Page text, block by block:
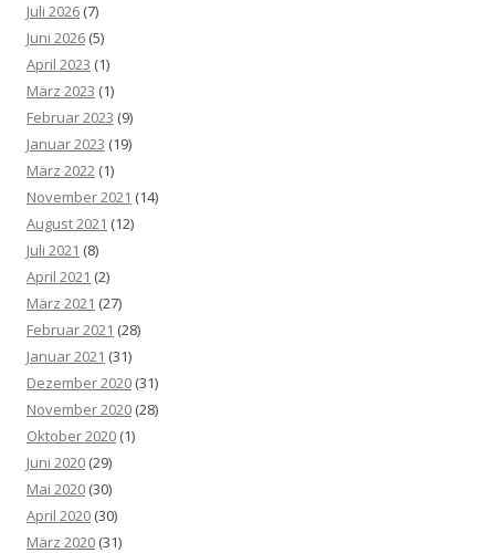
Juli 2026 (7)
Juni 2026 (5)
April 2023 (1)
März 2023 (1)
Februar 2023 (9)
Januar 2023 (19)
März 2022 (1)
November 2021 (14)
August 2021 (12)
Juli 2021 (8)
April 2021 (2)
März 2021 (27)
Februar 2021 (28)
Januar 2021 (31)
Dezember 2020 (31)
November 2020 (28)
Oktober 2020 (1)
Juni 2020 (29)
Mai 2020 (30)
April 2020 (30)
März 2020 (31)